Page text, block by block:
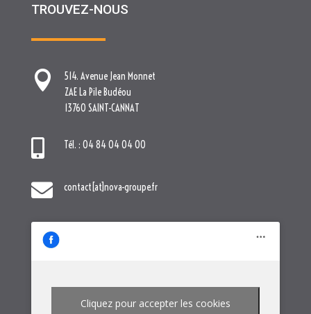
TROUVEZ-NOUS

514. Avenue Jean Monnet
ZAE La Pile Budéou
13760 SAINT-CANNAT
 Tél. : 04 84 04 04 00
 contact[at]nova-groupe.fr
Cliquez pour accepter les cookies